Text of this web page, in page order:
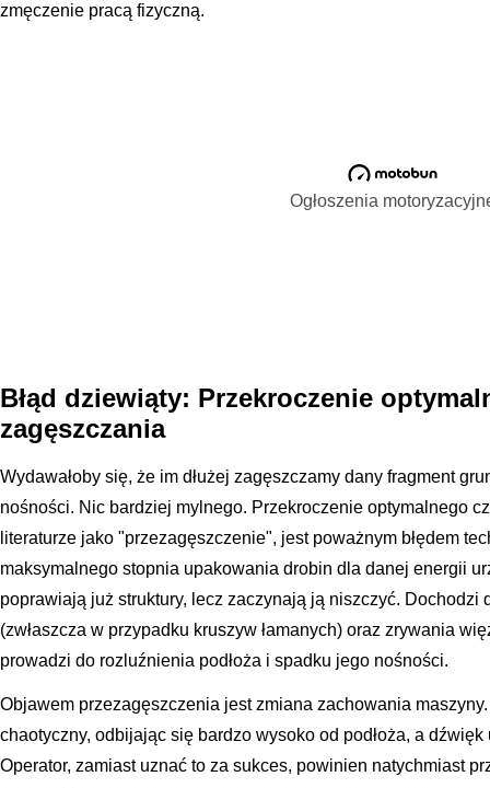
zmęczenie pracą fizyczną.
Ogłoszenia
Błąd dziewiąty: Przekroczenie
zagęszczania
Wydawałoby się, że im dłużej zagęszczamy dany fragment
nośności. Nic bardziej mylnego. Przekroczenie optymalnego
literaturze jako "przezagęszczenie", jest poważnym błędem
maksymalnego stopnia upakowania drobin dla danej energii
poprawiają już struktury, lecz zaczynają ją niszczyć. Dochodzi
(zwłaszcza w przypadku kruszyw łamanych) oraz zrywania
prowadzi do rozluźnienia podłoża i spadku jego nośności.
Objawem przezagęszczenia jest zmiana zachowania
chaotyczny, odbijając się bardzo wysoko od podłoża, a
Operator, zamiast uznać to za sukces, powinien natychmiast